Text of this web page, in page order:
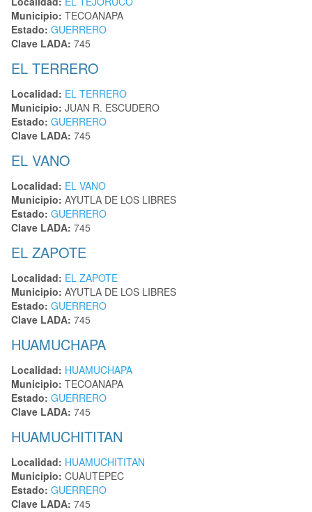
Municipio: TECOANAPA
Estado: GUERRERO
Clave LADA: 745
EL TERRERO
Localidad: EL TERRERO
Municipio: JUAN R. ESCUDERO
Estado: GUERRERO
Clave LADA: 745
EL VANO
Localidad: EL VANO
Municipio: AYUTLA DE LOS LIBRES
Estado: GUERRERO
Clave LADA: 745
EL ZAPOTE
Localidad: EL ZAPOTE
Municipio: AYUTLA DE LOS LIBRES
Estado: GUERRERO
Clave LADA: 745
HUAMUCHAPA
Localidad: HUAMUCHAPA
Municipio: TECOANAPA
Estado: GUERRERO
Clave LADA: 745
HUAMUCHITITAN
Localidad: HUAMUCHITITAN
Municipio: CUAUTEPEC
Estado: GUERRERO
Clave LADA: 745